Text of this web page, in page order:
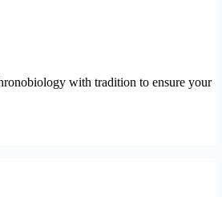
with tradition to ensure your